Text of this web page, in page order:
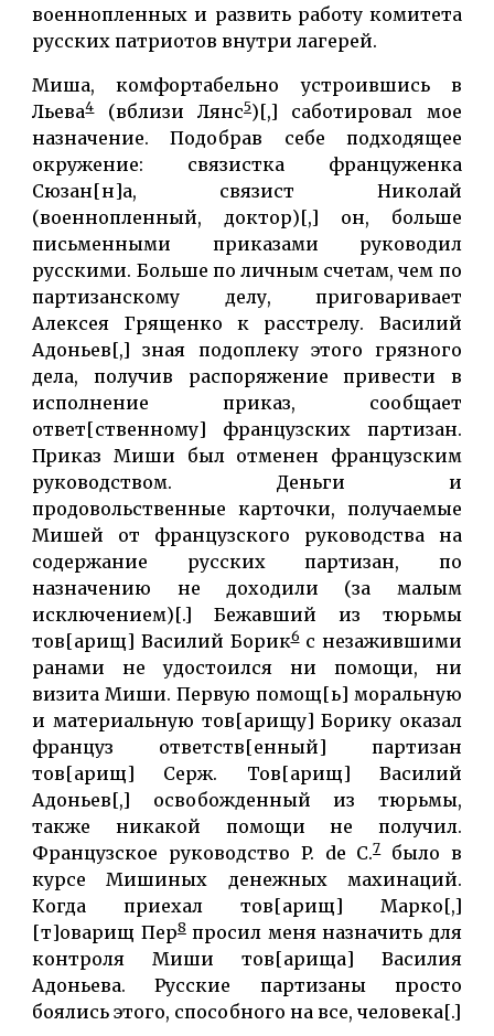
военнопленных и развить работу комитета
русских патриотов внутри лагерей.
Миша, комфортабельно устроившись в
Льева4(вблизи Лянс5)[,] саботировал мое
назначение. Подобрав себе подходящее
окружение: связистка француженка
Сюзан[н]а, связист Николай
(военнопленный, доктор)[,] он, больше
письменными приказами руководил
русскими. Больше по личным счетам, чем по
партизанскому делу, приговаривает
Алексея Грященко к расстрелу. Василий
Адоньев[,] зная подоплеку этого грязного
дела, получив распоряжение привести в
исполнение приказ, сообщает
ответ[ственному] французских партизан.
Приказ Миши был отменен французским
руководством. Деньги и
продовольственные карточки, получаемые
Мишей от французского руководства на
содержание русских партизан, по
назначению не доходили (за малым
исключением)[.] Бежавший из тюрьмы
тов[арищ] Василий Борик6с незажившими
ранами не удостоился ни помощи, ни
визита Миши. Первую помощ[ь] моральную
и материальную тов[арищу] Борику оказал
француз ответств[енный] партизан
тов[арищ] Серж. Тов[арищ] Василий
Адоньев[,] освобожденный из тюрьмы,
также никакой помощи не получил.
Французское руководство P. de C.7было в
курсе Мишиных денежных махинаций.
Когда приехал тов[арищ] Марко[,]
[т]оварищ Пер8просил меня назначить для
контроля Миши тов[арища] Василия
Адоньева. Русские партизаны просто
боялись этого, способного на все, человека[.]